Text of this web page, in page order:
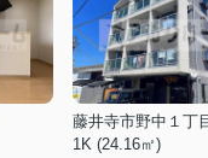
藤井寺市野中１丁
1K (24.16㎡)